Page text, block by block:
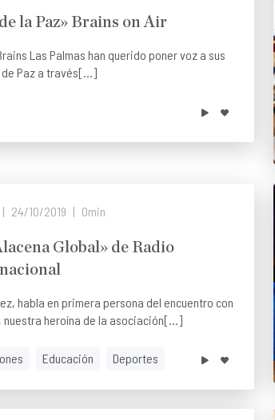
la Paz» Brains on Air
Las Palmas han querido poner voz a sus
Paz a través[...]
24/10/2019 0min
Global» de Radio
habla en primera persona del encuentro con
nuestra heroína de la asociación[...]
Educación Deportes